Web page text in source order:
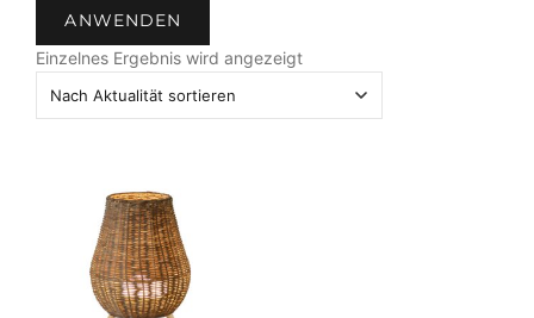
u
ANWENDEN
Einzelnes Ergebnis wird angezeigt